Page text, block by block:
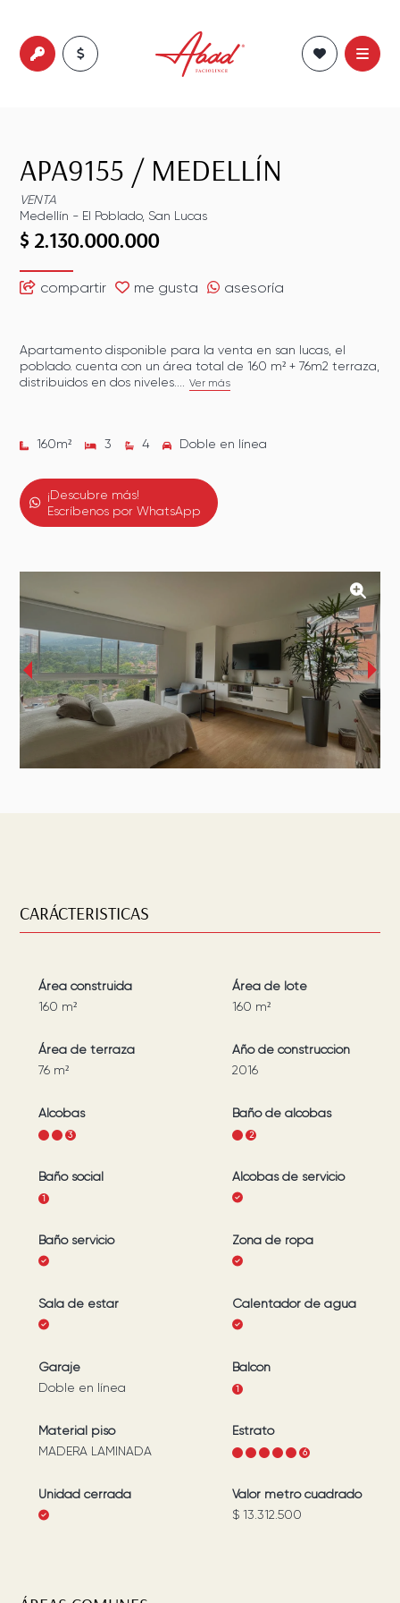
APA9155 / MEDELLÍN
VENTA
Medellín - El Poblado, San Lucas
$ 2.130.000.000
compartir me gusta asesoría
Apartamento disponible para la venta en san lucas, el
poblado. cuenta con un área total de 160 m² + 76m2 terraza,
distribuidos en dos niveles....
Ver más
160m² 3 4 Doble en línea
¡Descubre más!
Escríbenos por WhatsApp
‹ ›
CARÁCTERISTICAS
Área construida
160 m²
Área de lote
160 m²
Área de terraza
76m²
Año de construcción
2016
Alcobas
3
Baño de alcobas
2
Baño social
1
Alcobas de servicio
Baño servicio Zona de ropa
Sala de estar Calentador de agua
Garaje
Doble en línea
Balcón
1
Material piso
MADERA LAMINADA
Estrato
4 6
Unidad cerrada
Valor metro cuadrado
$ 13.312.500